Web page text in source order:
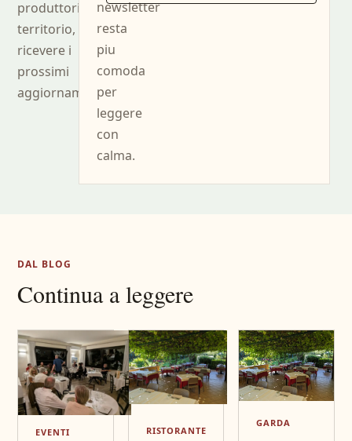
produttori e
territorio, puoi
ricevere i
prossimi
aggiornamenti.
newsletter
resta
piu
comoda
per
leggere
con
calma.
DAL BLOG
Continua a leggere
EVENTI RISTORANTE
GARDA